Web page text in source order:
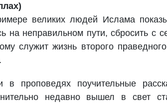
великих людей Ислама
на неправильном пути, сбросить с
служит жизнь второго
в проповедях поучительные
недавно вышел в свет